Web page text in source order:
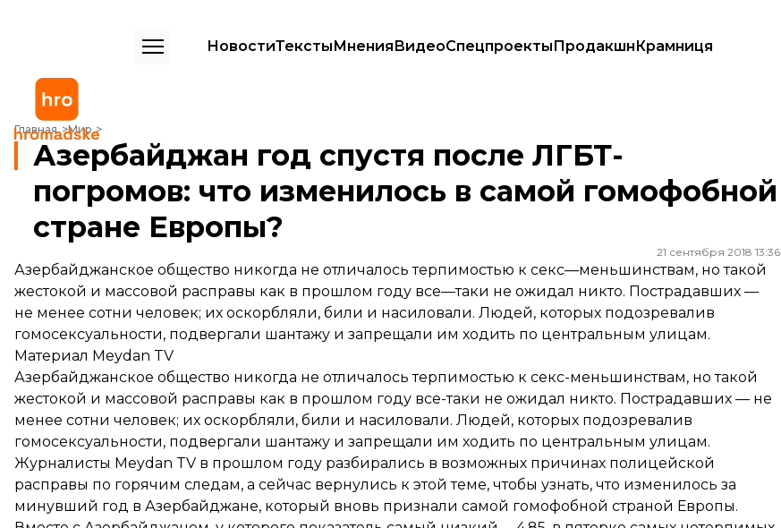
НовостиТекстыМненияВидеоСпецпроектыПродакшнКрамниця
Главная Мир
Азербайджан год спустя после ЛГБТ-погромов: что изменилось в самой гомофобной стране Европы?
Азербайджан год спустя после ЛГБТ-
погромов: что изменилось в самой гомофобной
стране Европы?
21 сентября 2018 13:36
Азербайджанское общество никогда не отличалось терпимостью к секс—меньшинствам, но такой
жестокой и массовой расправы как в прошлом году все—таки не ожидал никто. Пострадавших —
не менее сотни человек; их оскорбляли, били и насиловали. Людей, которых подозревалив
гомосексуальности, подвергали шантажу и запрещали им ходить по центральным улицам.
Материал Meydan TV
Азербайджанское общество никогда не отличалось терпимостью к секс-меньшинствам, но такой
жестокой и массовой расправы как в прошлом году все-таки не ожидал никто. Пострадавших — не
менее сотни человек; их оскорбляли, били и насиловали. Людей, которых подозревалив
гомосексуальности, подвергали шантажу и запрещали им ходить по центральным улицам.
Журналисты Meydan TV в прошлом году разбирались в возможных причинах полицейской
расправы по горячим следам, а сейчас вернулись к этой теме, чтобы узнать, что изменилось за
минувший год в Азербайджане, который вновь признали самой гомофобной страной Европы. ​